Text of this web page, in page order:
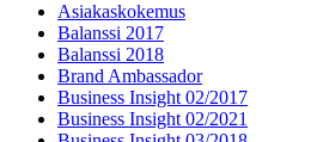
Asiakaskokemus
Balanssi 2017
Balanssi 2018
Brand Ambassador
Business Insight 02/2017
Business Insight 02/2021